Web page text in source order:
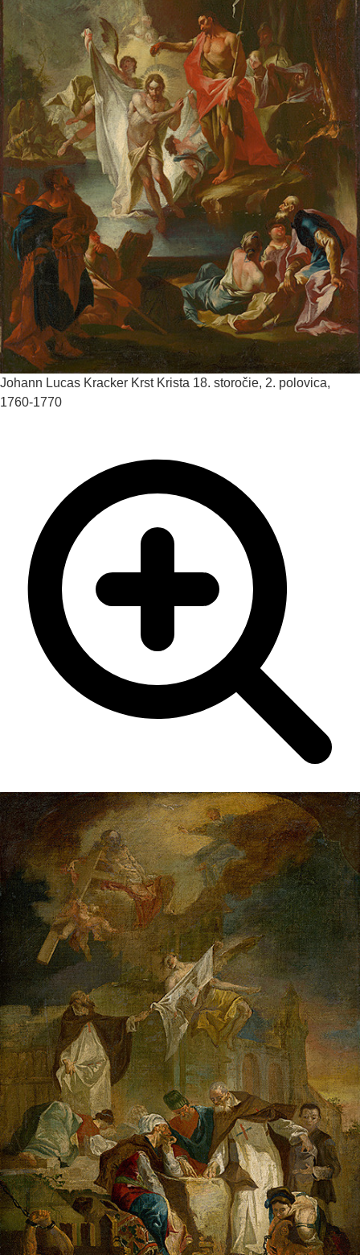
Johann Lucas Kracker Krst Krista 18. storočie, 2. polovica,
1760-1770